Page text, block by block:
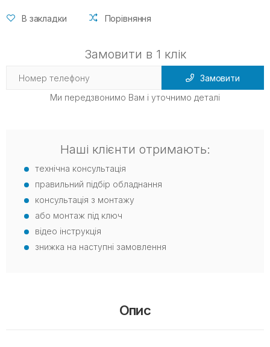
В закладки Порівняння
Замовити в 1 клік
Замовити
Ми передзвонимо Вам і уточнимо деталі
Наші клієнти отримають:
технічна консультація
правильний підбір обладнання
консультація з монтажу
або монтаж під ключ
відео інструкція
знижка на наступні замовлення
Опис